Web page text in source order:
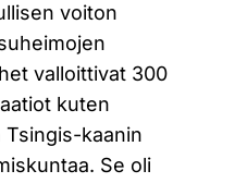
voiton
valloittivat 300
kuten
kaanin
Se oli